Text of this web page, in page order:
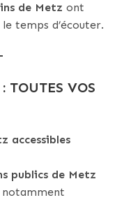
de Metz ont
temps d’écouter.
TOUTES VOS
accessibles
publics de Metz